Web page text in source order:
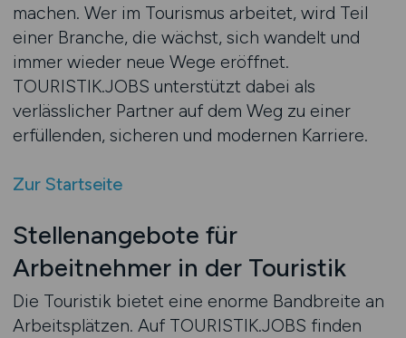
machen. Wer im Tourismus arbeitet, wird Teil
einer Branche, die wächst, sich wandelt und
immer wieder neue Wege eröffnet.
TOURISTIK.JOBS unterstützt dabei als
verlässlicher Partner auf dem Weg zu einer
erfüllenden, sicheren und modernen Karriere.
Zur Startseite
Stellenangebote für
Arbeitnehmer in der Touristik
Die Touristik bietet eine enorme Bandbreite an
Arbeitsplätzen. Auf TOURISTIK.JOBS finden